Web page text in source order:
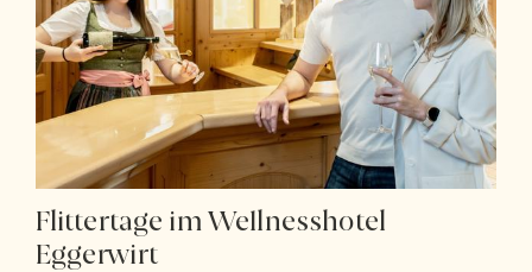
Flittertage im Wellnesshotel
Eggerwirt